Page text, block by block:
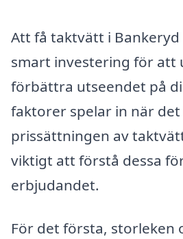
Att få taktvätt i Bankeryd
smart investering för att
förbättra utseendet på
faktorer spelar in när
prissättningen av
viktigt att förstå dessa
erbjudandet.
För det första, storleken